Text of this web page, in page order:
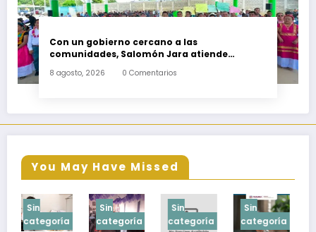
Con un gobierno cercano a las
comunidades, Salomón Jara atiende
Tenango
8 agosto, 2026 0 Comentarios
You May Have Missed
Sin
categoría
Sin
categoría
Sin
categoría
Sin
categoría